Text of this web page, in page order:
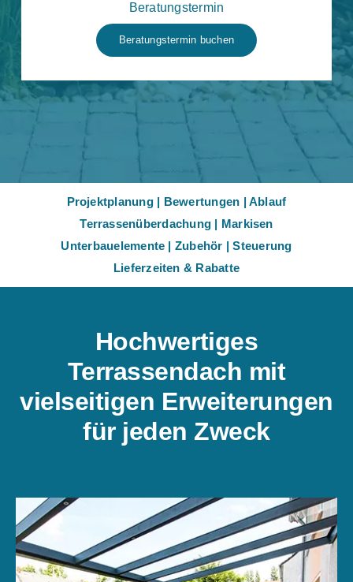
Beratungstermin
Beratungstermin buchen
Projektplanung| Bewertungen |Ablauf
Terrassenüberdachung | Markisen
Unterbauelemente | Zubehör |Steuerung
Lieferzeiten & Rabatte
Hochwertiges
Terrassendach mit
vielseitigen Erweiterungen
für jeden Zweck